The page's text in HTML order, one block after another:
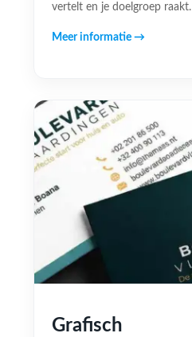
vertelt en je doelgroep raakt.
Meer informatie →
Grafisch